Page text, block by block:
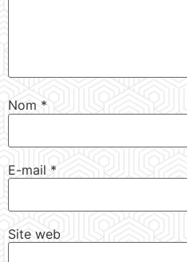
Nom *
E-mail *
Site web